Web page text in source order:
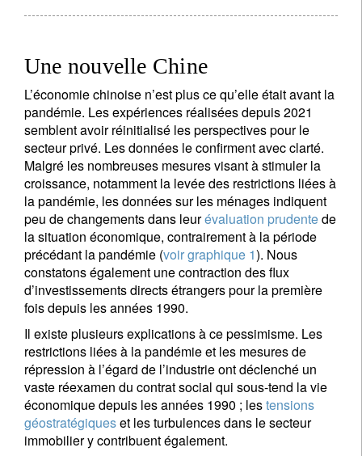
Une nouvelle Chine
L’économie chinoise n’est plus ce qu’elle était avant la
pandémie. Les expériences réalisées depuis 2021
semblent avoir réinitialisé les perspectives pour le
secteur privé. Les données le confirment avec clarté.
Malgré les nombreuses mesures visant à stimuler la
croissance, notamment la levée des restrictions liées à
la pandémie, les données sur les ménages indiquent
peu de changements dans leurévaluation prudentede
la situation économique, contrairement à la période
précédant la pandémie (voir graphique 1). Nous
constatons également une contraction des flux
d’investissements directs étrangers pour la première
fois depuis les années 1990.
Il existe plusieurs explications à ce pessimisme. Les
restrictions liées à la pandémie et les mesures de
répression à l’égard de l’industrie ont déclenché un
vaste réexamen du contrat social qui sous-tend la vie
économique depuis les années 1990 ; lestensions
géostratégiqueset les turbulences dans le secteur
immobilier y contribuent également.